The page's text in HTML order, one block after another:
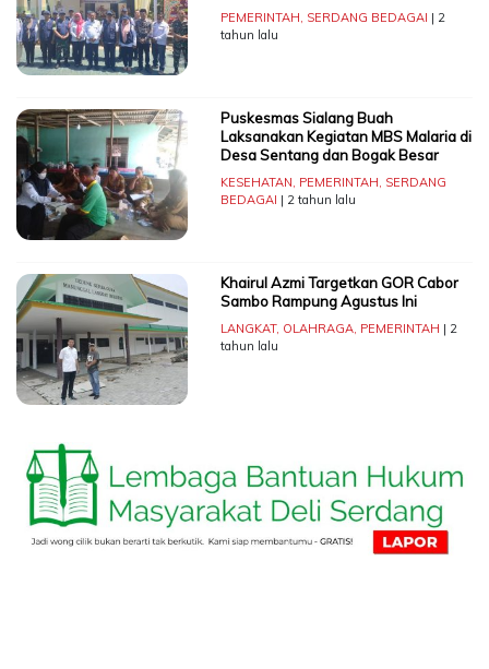
PEMERINTAH, SERDANG BEDAGAI | 2
tahun lalu
Puskesmas Sialang Buah
Laksanakan Kegiatan MBS Malaria di
Desa Sentang dan Bogak Besar
KESEHATAN, PEMERINTAH, SERDANG
BEDAGAI | 2 tahun lalu
Khairul Azmi Targetkan GOR Cabor
Sambo Rampung Agustus Ini
LANGKAT, OLAHRAGA, PEMERINTAH | 2
tahun lalu